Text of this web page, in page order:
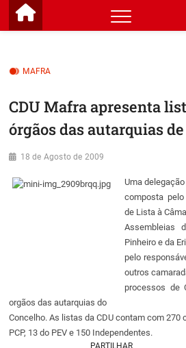
Skip
MAFRA
CDU Mafra apresenta
órgãos das autarquias
18 de Agosto de 2009
Uma
composta
de Lista à
Assembleias
Pinheiro e da
pelo
outros
processos de
orgãos das autarquias do
Concelho. As listas da CDU contam com 270
PCP, 13 do PEV e 150 Independentes.
PARTILHAR